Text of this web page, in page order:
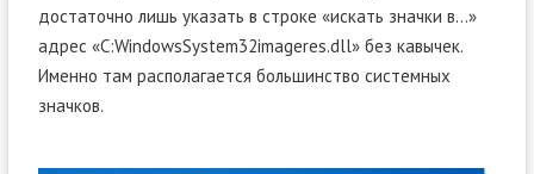
достаточно лишь указать в строке «искать значки в…»
адрес «C:WindowsSystem32imageres.dll» без кавычек.
Именно там располагается большинство системных
значков.